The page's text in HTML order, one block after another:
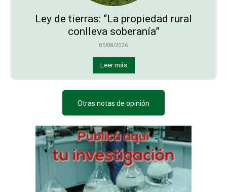
Ley de tierras: “La propiedad rural
conlleva soberanía”
05/08/2026
Leer más
Otras notas de opinión